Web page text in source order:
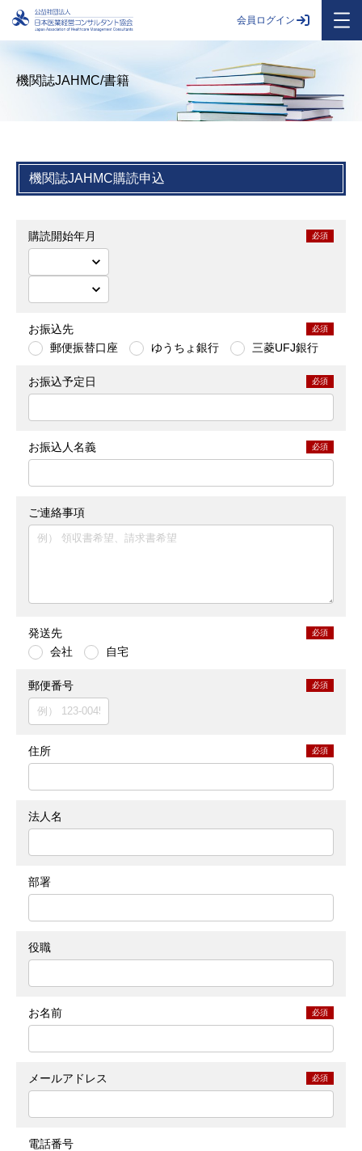
会員ログイン
機関誌JAHMC/書籍
機関誌JAHMC購読申込
購読開始年月 必須
お振込先 必須
郵便振替口座 ゆうちょ銀行 三菱UFJ銀行
お振込予定日 必須
お振込人名義 必須
ご連絡事項
発送先 必須
会社 自宅
郵便番号 必須
住所 必須
法人名
部署
役職
お名前 必須
メールアドレス 必須
電話番号